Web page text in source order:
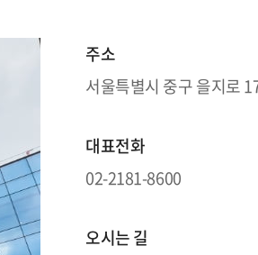
주소
서울특별시 중구 을지로
대표전화
02-2181-8600
오시는 길